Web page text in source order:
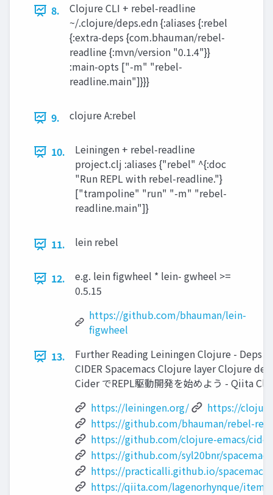
8.
Clojure CLI + rebel-readline
~/.clojure/deps.edn {:aliases {:rebel
{:extra-deps {com.bhauman/rebel-
readline {:mvn/version "0.1.4"}}
:main-opts ["-m" "rebel-
readline.main"]}}}
9. clojure ­A:rebel
10.
Leiningen + rebel-readline
project.clj :aliases {"rebel" ^{:doc
"Run REPL with rebel-readline."}
["trampoline" "run" "-m" "rebel-
readline.main"]}
11. lein rebel
12.
e.g. lein figwheel * lein- gwheel >=
0.5.15
https://github.com/bhauman/lein-
figwheel
13.
Further Reading Leiningen Clojure - Deps
CIDER Spacemacs Clojure layer Clojure
Cider でREPL駆動開発を始めよう - Qiita
https://leiningen.org/
https://
https://github.com/bhauman/rebel-
https://github.com/clojure-emacs/cider
https://github.com/syl20bnr/
https://practicalli.github.io/spacemacs/
https://qiita.com/lagenorhynque/items/